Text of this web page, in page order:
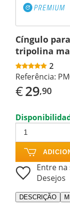
Cíngulo
tripolina
2
Referência:
€29,90
Entre
Desejos
DESCRIÇÃO